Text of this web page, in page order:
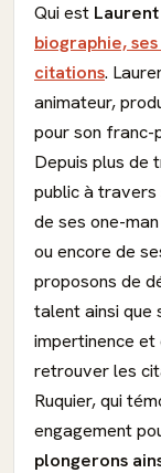
Qui est Laurent
biographie,
citations.
animateur,
pour son franc-
Depuis plus de
public à
de ses one-
ou encore de
proposons de
talent ainsi que
impertinence et
retrouver les
Ruquier, qui
engagement
plongerons